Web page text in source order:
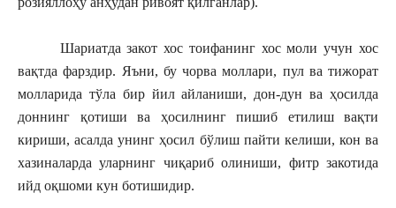
Шариатда закот хос тоифанинг хос моли учун хос
вақтда фарздир. Яъни, бу чорва моллари, пул ва тижорат
молларида тўла бир йил айланиши, дон-дун ва ҳосилда
доннинг қотиши ва ҳосилнинг пишиб етилиш вақти
кириши, асалда унинг ҳосил бўлиш пайти келиши, кон ва
хазиналарда уларнинг чиқариб олиниши, фитр закотида
ийд оқшоми кун ботишидир.